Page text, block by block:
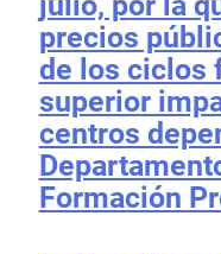
precios
de los ciclos
superior
centros
Formación